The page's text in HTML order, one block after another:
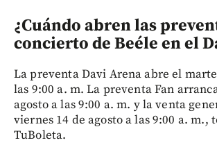
¿Cuándo abren las
concierto de Beéle en el
La preventa Davi Arena abre el
las 9:00 a. m. La preventa Fan
agosto a las 9:00 a. m. y la venta
viernes 14 de agosto a las 9:00 a. m.,
TuBoleta.